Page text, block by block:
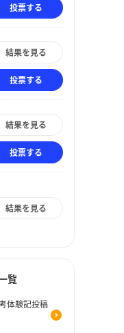
投票する
結果を見る
投票する
結果を見る
投票する
結果を見る
覧
体験記投稿